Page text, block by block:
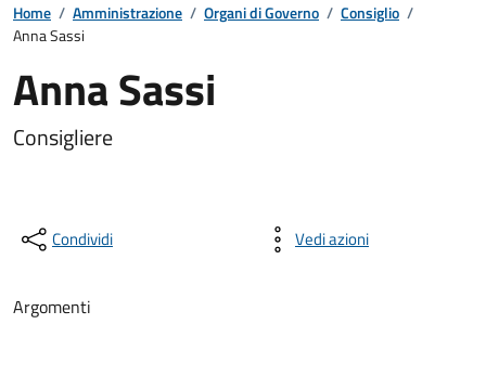
Home / Amministrazione / Organi di Governo / Consiglio /
Anna Sassi
Anna Sassi
Consigliere
Condividi Vedi azioni
Argomenti